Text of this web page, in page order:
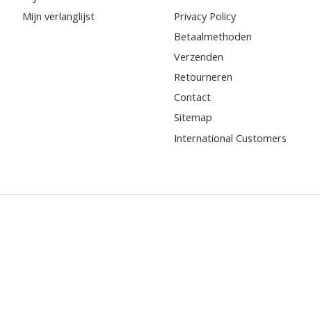
Mijn verlanglijst
Privacy Policy
Betaalmethoden
Verzenden
Retourneren
Contact
Sitemap
International Customers